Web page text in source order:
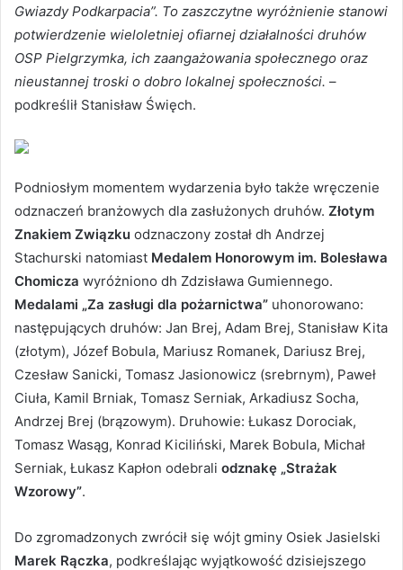
Gwiazdy Podkarpacia”. To zaszczytne wyróżnienie stanowi
potwierdzenie wieloletniej ofiarnej działalności druhów
OSP Pielgrzymka, ich zaangażowania społecznego oraz
nieustannej troski o dobro lokalnej społeczności. –
podkreślił Stanisław Święch.
Podniosłym momentem wydarzenia było także wręczenie
odznaczeń branżowych dla zasłużonych druhów. Złotym
Znakiem Związku odznaczony został dh Andrzej
Stachurski natomiast Medalem Honorowym im. Bolesława
Chomicza wyróżniono dh Zdzisława Gumiennego.
Medalami „Za zasługi dla pożarnictwa” uhonorowano:
następujących druhów: Jan Brej, Adam Brej, Stanisław Kita
(złotym), Józef Bobula, Mariusz Romanek, Dariusz Brej,
Czesław Sanicki, Tomasz Jasionowicz (srebrnym), Paweł
Ciuła, Kamil Brniak, Tomasz Serniak, Arkadiusz Socha,
Andrzej Brej (brązowym). Druhowie: Łukasz Dorociak,
Tomasz Wasąg, Konrad Kiciliński, Marek Bobula, Michał
Serniak, Łukasz Kapłon odebrali odznakę „Strażak
Wzorowy”.
Do zgromadzonych zwrócił się wójt gminy Osiek Jasielski
Marek Rączka, podkreślając wyjątkowość dzisiejszego